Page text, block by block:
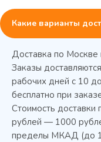
Какие варианты
Доставка по
Заказы
рабочих дней с 10
бесплатно при
Стоимость доставки
рублей — 1000
пределы МКАД (до